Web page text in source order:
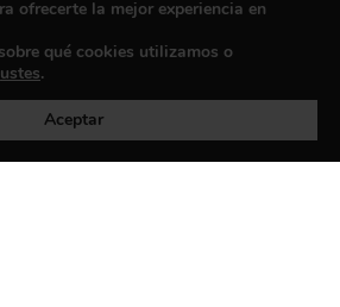
ofrecerte la mejor experiencia en
qué cookies utilizamos o
.
Aceptar